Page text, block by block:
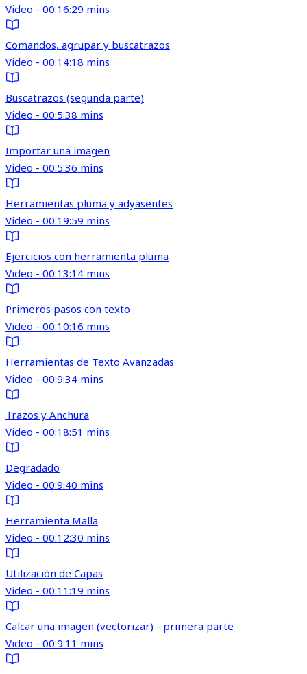
Video - 00:16:29 mins
Comandos, agrupar y buscatrazos
Video - 00:14:18 mins
Buscatrazos (segunda parte)
Video - 00:5:38 mins
Importar una imagen
Video - 00:5:36 mins
Herramientas pluma y adyasentes
Video - 00:19:59 mins
Ejercicios con herramienta pluma
Video - 00:13:14 mins
Primeros pasos con texto
Video - 00:10:16 mins
Herramientas de Texto Avanzadas
Video - 00:9:34 mins
Trazos y Anchura
Video - 00:18:51 mins
Degradado
Video - 00:9:40 mins
Herramienta Malla
Video - 00:12:30 mins
Utilización de Capas
Video - 00:11:19 mins
Calcar una imagen (vectorizar) - primera parte
Video - 00:9:11 mins